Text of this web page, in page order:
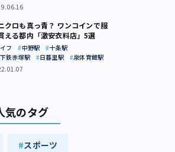
クロも真っ青？ ワンコインで服
える都内「激安衣料店」5選
フ 中野駅
十条駅
鉄赤塚駅
日暮里駅
泉体育館駅
気のタグ
スポーツ